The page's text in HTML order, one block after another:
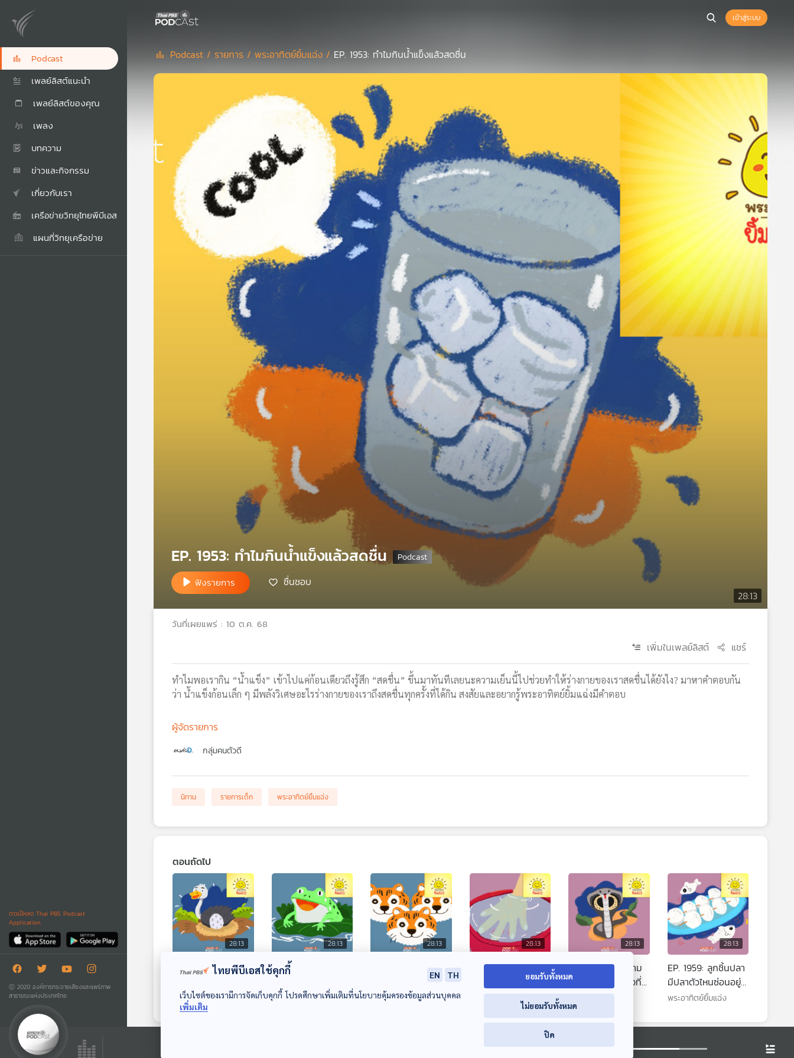
Podcast
เพลย์ลิสต์แนะนำ
เพลย์ลิสต์ของคุณ
เพลง
บทความ
ข่าวและกิจกรรม
เกี่ยวกับเรา
เครือข่ายวิทยุไทยพีบีเอส
แผนที่วิทยุเครือข่าย
ดาวน์โหลด Thai PBS Podcast
Application
Ⓒ 2020 องค์การกระจายเสียงและแพร่ภาพ
สาธารณะแห่งประเทศไทย
เข้าสู่ระบบ
Podcast / รายการ /พระอาทิตย์ยิ้มแฉ่ง / EP. 1953: ทำไมกินน้ำแข็งแล้วสดชื่น
28:13
EP. 1953: ทำไมกินน้ำแข็งแล้วสดชื่น
ฟังรายการ ชื่นชอบ
วันที่เผยแพร่ : 10 ต.ค. 68
เพิ่มในเพลย์ลิสต์ แชร์
ทำไมพอเรากิน “น้ำแข็ง” เข้าไปแค่ก้อนเดียวถึงรู้สึก “สดชื่น” ขึ้นมาทันทีเลยนะความเย็นนี้ไปช่วยทำให้ร่างกายของเราสดชื่นได้ยังไง? มาหาคำตอบกัน
ว่า น้ำแข็งก้อนเล็ก ๆ มีพลังวิเศษอะไรร่างกายของเราถึงสดชื่นทุกครั้งที่ได้กิน สงสัยและอยากรู้พระอาทิตย์ยิ้มแฉ่งมีคำตอบ
ผู้จัดรายการ
กลุ่มคนตัวดี
นิทาน รายการเด็ก พระอาทิตย์ยิ้มแฉ่ง
ตอนถัดไป
28:13
EP. 1954: เชื่อหรือไม่
ออกไข่
พระอาทิตย์ยิ้มแฉ่ง
28:13
EP. 1955: กบหายใจ
ด้วยปอดหรือผิวหนัง
กันแน่นะ
พระอาทิตย์ยิ้มแฉ่ง
28:13
EP. 1956: ลายเสือ
พระอาทิตย์ยิ้มแฉ่ง
28:13
EP. 1957: ความลับ
ของมือเหี่ยวตอนแช่
น้ำคืออะไรกันนะ
พระอาทิตย์ยิ้มแฉ่ง
28:13
EP. 1958: ทำไมห้าม
ล่า “ จงอาง “ ทั้งที่
อันตราย
พระอาทิตย์ยิ้มแฉ่ง
28:13
EP. 1959: ลูกชิ้นปลา
มีปลาตัวไหนซ่อนอยู่
นะ
พระอาทิตย์ยิ้มแฉ่ง
00:00:00
ไทยพีบีเอสใช้คุกกี้ EN
TH
เว็บไซต์ของเรามีการจัดเก็บคุกกี้ โปรดศึกษาเพิ่มเติมที่นโยบายคุ้มครองข้อมูลส่วนบุคคล
เพิ่มเติม
ยอมรับทั้งหมด
ไม่ยอมรับทั้งหมด
ปิด